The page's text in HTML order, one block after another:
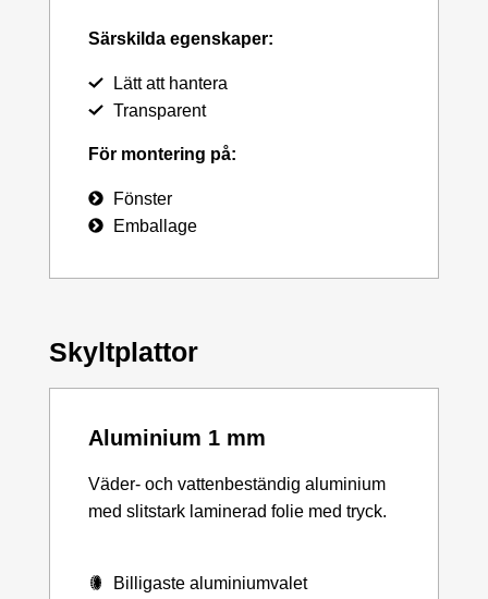
Särskilda egenskaper:
Lätt att hantera
Transparent
För montering på:
Fönster
Emballage
Skyltplattor
Aluminium 1 mm
Väder- och vattenbeständig aluminium
med slitstark laminerad folie med tryck.
Billigaste aluminiumvalet